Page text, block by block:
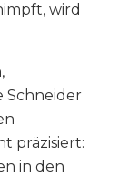
wird
Schneider
präzisiert:
in den